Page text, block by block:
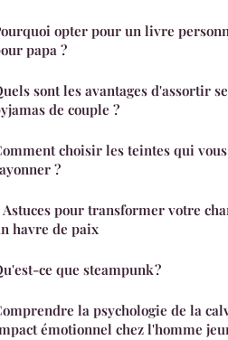
opter pour un livre
papa ?
sont les avantages d'assortir
de couple ?
choisir les teintes qui
?
Astuces pour transformer votre
havre de paix
ce que steampunk ?
la psychologie de la
émotionnel chez l'homme